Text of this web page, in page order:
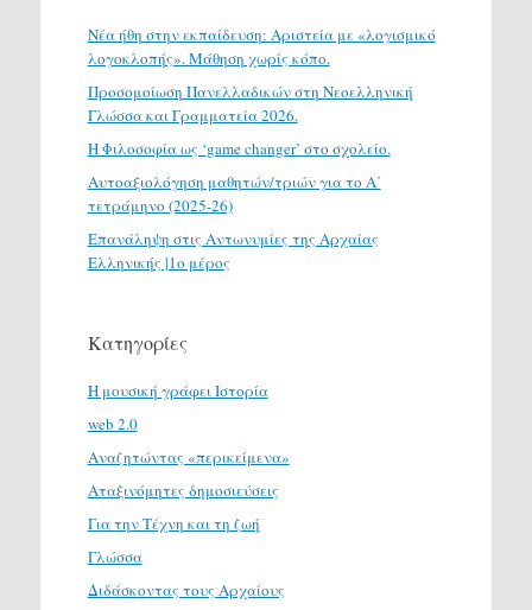
Νέα ήθη στην εκπαίδευση: Αριστεία με «λογισμικό
λογοκλοπής». Μάθηση χωρίς κόπο.
Προσομοίωση Πανελλαδικών στη Νεοελληνική
Γλώσσα και Γραμματεία 2026.
H Φιλοσοφία ως ‘game changer’ στο σχολείο.
Αυτοαξιολόγηση μαθητών/τριών για το Α΄
τετράμηνο (2025-26)
Επανάληψη στις Αντωνυμίες της Αρχαίας
Ελληνικής |1ο μέρος
Κατηγορίες
H μουσική γράφει Ιστορία
web 2.0
Αναζητώντας «περικείμενα»
Αταξινόμητες δημοσιεύσεις
Για την Τέχνη και τη ζωή
Γλώσσα
Διδάσκοντας τους Αρχαίους